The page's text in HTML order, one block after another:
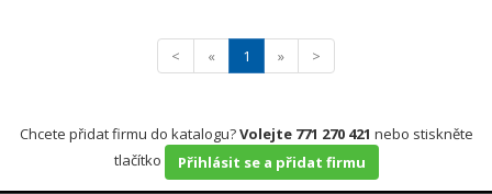
< « 1 » >
Chcete přidat firmu do katalogu?Volejte 771 270 421 nebo stiskněte
tlačítko
Přihlásit se a přidat firmu